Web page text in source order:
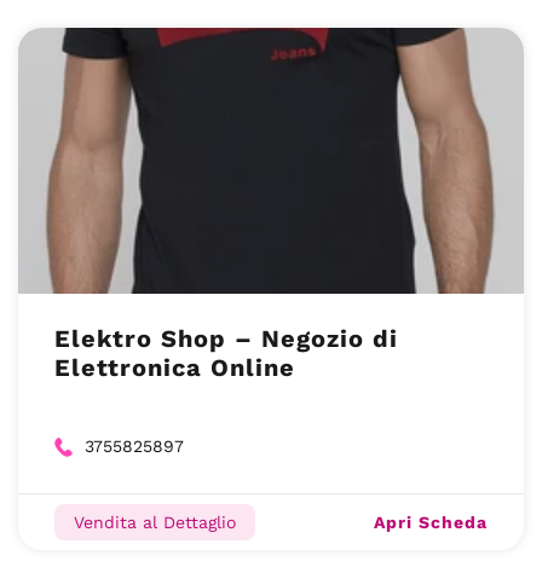
Elektro Shop – Negozio di
Elettronica Online
3755825897
Vendita al Dettaglio Apri Scheda